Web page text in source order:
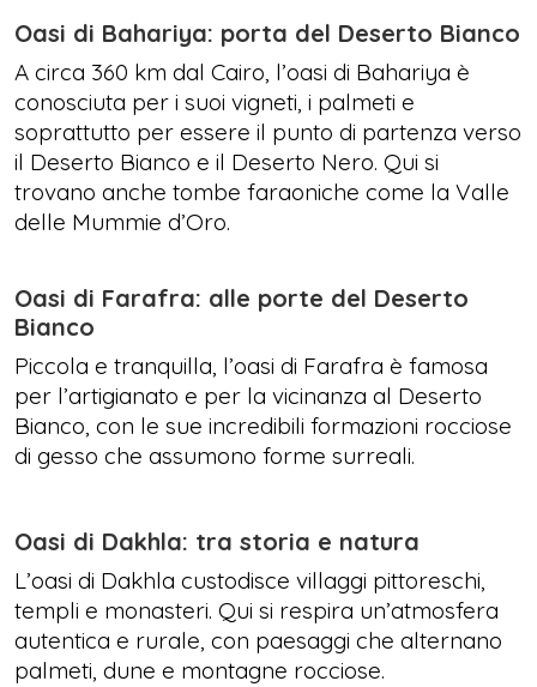
Oasi di Bahariya: porta del Deserto Bianco
A circa 360 km dal Cairo, l’oasi di Bahariya è
conosciuta per i suoi vigneti, i palmeti e
soprattutto per essere il punto di partenza verso
il Deserto Bianco e il Deserto Nero. Qui si
trovano anche tombe faraoniche come la Valle
delle Mummie d’Oro.
Oasi di Farafra: alle porte del Deserto
Bianco
Piccola e tranquilla, l’oasi di Farafra è famosa
per l’artigianato e per la vicinanza al Deserto
Bianco, con le sue incredibili formazioni rocciose
di gesso che assumono forme surreali.
Oasi di Dakhla: tra storia e natura
L’oasi di Dakhla custodisce villaggi pittoreschi,
templi e monasteri. Qui si respira un’atmosfera
autentica e rurale, con paesaggi che alternano
palmeti, dune e montagne rocciose.